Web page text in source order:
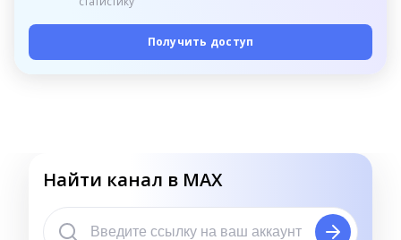
Получить доступ
Найти канал в MAX